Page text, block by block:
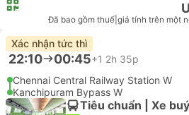
Đã bao gồm thuế giá tính trên một
Xác nhận tức thì
22:10 00:45+1 2h 35p
Chennai Central Railway Station W
Kanchipuram Bypass W
Tiêu chuẩn | Xe